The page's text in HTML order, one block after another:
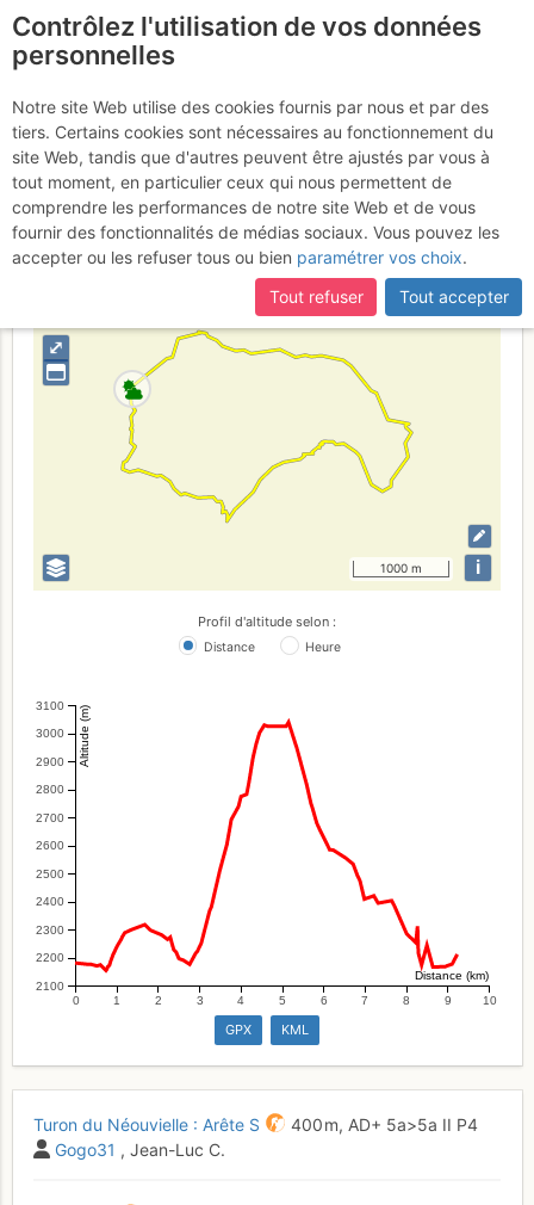
Turon du Néouvielle :
Arête S
Vendredi 28 juillet 2017
France Hautes-Pyrénées Bigorre - Ordesa
⤢
1000 m i
Profil d'altitude selon :
Distance Heure
2100
2200
2300
2400
2500
2600
2700
2800
2900
3000
3100 Altitude (m)
0 1 2 3 4 5 6 7 8 9 10
Distance (km)
GPX KML
Turon du Néouvielle : Arête S 400 m, AD+ 5a>5a II P4
Gogo31 , Jean-Luc C.
Contrôlez l'utilisation de vos données
personnelles
Notre site Web utilise des cookies fournis par nous et par des
tiers. Certains cookies sont nécessaires au fonctionnement du
site Web, tandis que d'autres peuvent être ajustés par vous à
tout moment, en particulier ceux qui nous permettent de
comprendre les performances de notre site Web et de vous
fournir des fonctionnalités de médias sociaux. Vous pouvez les
accepter ou les refuser tous ou bien paramétrer vos choix.
Tout refuser
Tout accepter